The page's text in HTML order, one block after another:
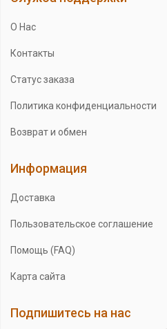
О Нас
Контакты
Статус заказа
Политика конфиденциальности
Возврат и обмен
Информация
Доставка
Пользовательское соглашение
Помощь (FAQ)
Карта сайта
Подпишитесь на нас